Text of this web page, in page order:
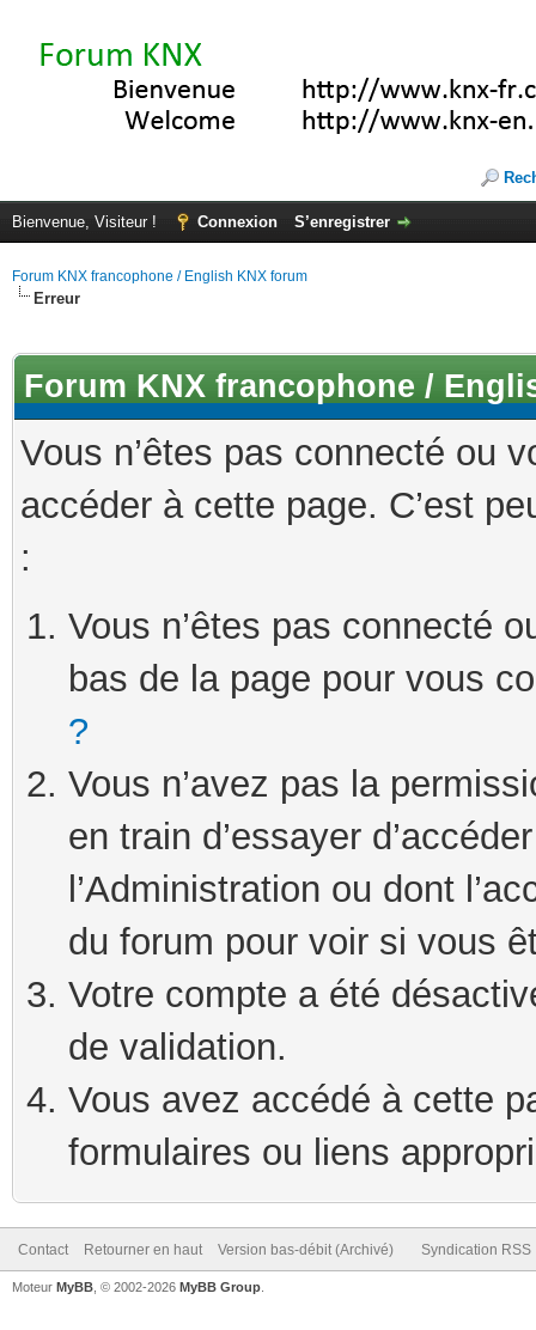
Bienvenue, Visiteur ! Connexion S’enregistrer
Forum KNX francophone / English KNX forum
Erreur
Forum KNX francophone /
Vous n’êtes pas connecté ou
accéder à cette page. C’est
:
Vous n’êtes pas connecté
bas de la page pour vous
?
Vous n’avez pas la
en train d’essayer
l’Administration ou dont
du forum pour voir si vous
Votre compte a été
de validation.
Vous avez accédé à cette
formulaires ou liens
Contact Retourner en haut Version bas-débit (Archivé) Syndication RSS
Moteur MyBB , © 2002-2026 MyBB Group